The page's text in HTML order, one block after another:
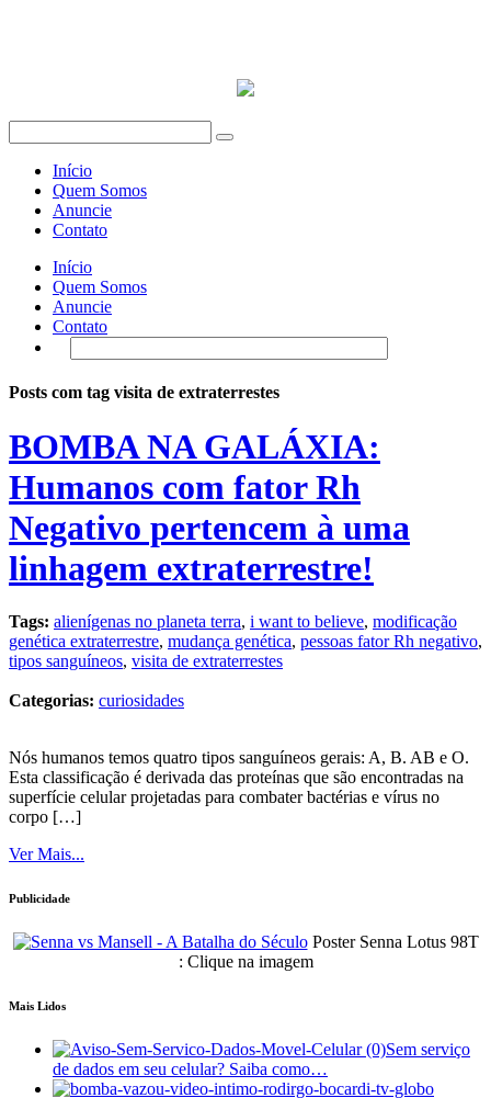
Início
Quem Somos
Anuncie
Contato
Início
Quem Somos
Anuncie
Contato
Posts com tag visita de extraterrestes
BOMBA NA GALÁXIA:
Humanos com fator Rh
Negativo pertencem à uma
linhagem extraterrestre!
Tags: alienígenas no planeta terra, i want to believe, modificação
genética extraterrestre, mudança genética, pessoas fator Rh negativo,
tipos sanguíneos, visita de extraterrestes
Categorias: curiosidades
Nós humanos temos quatro tipos sanguíneos gerais: A, B. AB e O.
Esta classificação é derivada das proteínas que são encontradas na
superfície celular projetadas para combater bactérias e vírus no
corpo […]
Ver Mais...
Publicidade
Poster Senna Lotus 98T
: Clique na imagem
Mais Lidos
Sem serviço
de dados em seu celular? Saiba como…